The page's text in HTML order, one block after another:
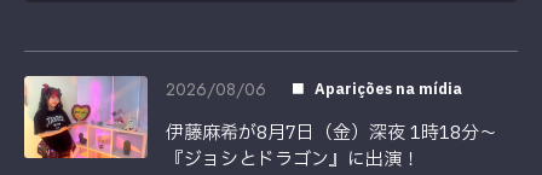
2026/08/06 Aparições na mídia
伊藤麻希が8月7日（金）深夜 1時18分〜
『ジョシとドラゴン』に出演！